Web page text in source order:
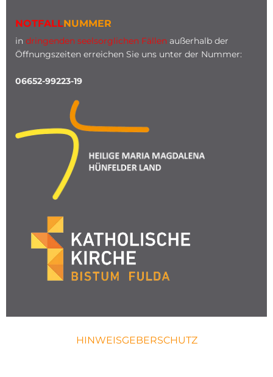
NOTFALLNUMMER
in dringenden seelsorglichen Fällen außerhalb der
Öffnungszeiten erreichen Sie uns unter der Nummer:
06652-99223-19
HINWEISGEBERSCHUTZ